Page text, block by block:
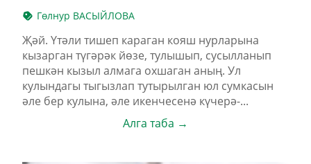
Гөлнур ВАСЫЙЛОВА
Җәй. Үтәли тишеп караган кояш нурларына
кызарган түгәрәк йөзе, тулышып, сусылланып
пешкән кызыл алмага охшаган аның. Ул
кулындагы тыгызлап тутырылган юл сумкасын
әле бер кулына, әле икенчесенә күчерә-...
Алга таба →